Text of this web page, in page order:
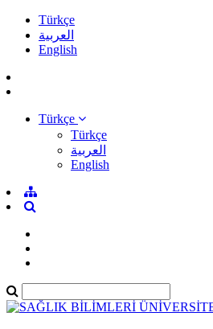
Türkçe
العربية
English
Türkçe
Türkçe
العربية
English